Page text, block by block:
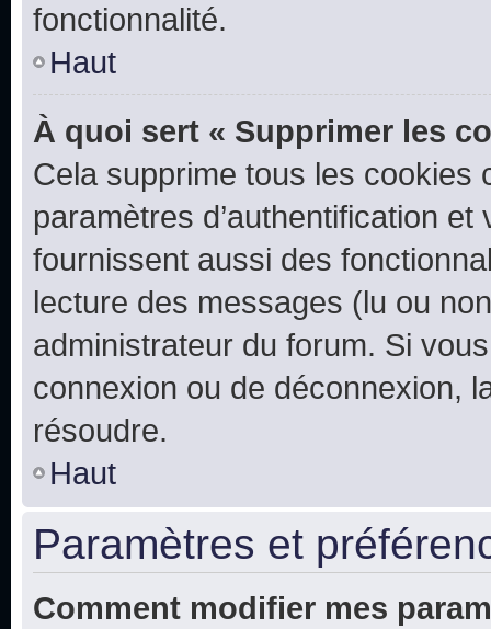
fonctionnalité.
Haut
À quoi sert « Supprimer les
Cela supprime tous les cookies
paramètres d’authentification
fournissent aussi des
lecture des messages (lu ou
administrateur du forum. Si
connexion ou de déconnexion,
résoudre.
Haut
Paramètres et
Comment modifier mes